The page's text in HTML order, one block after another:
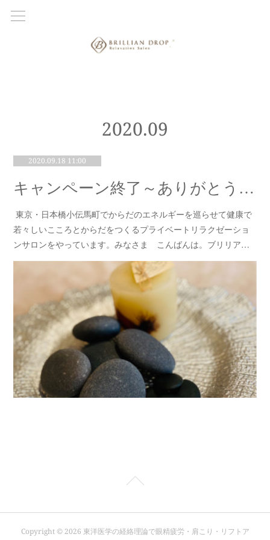
2020.09
2020.09.18 11:00
キャンペーン終了～ありがとうございました
東京・日本橋小伝馬町でからだのエネルギーを巡らせて健康で
若々しいこころとからだをつくるプライベートリラクゼーショ
ンサロンをやっています。みなさま こんばんは。ブリリア…
Copyright ©2026 東洋医学の経絡理論で眼精疲労・肩こり・リフトア